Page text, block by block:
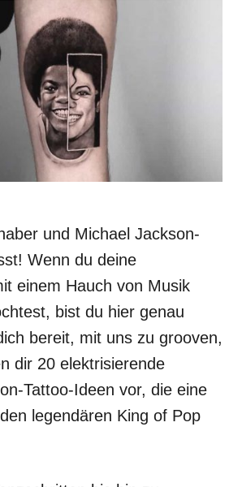
und Michael Jackson-
Wenn du deine
einem Hauch von Musik
bist du hier genau
bereit, mit uns zu grooven,
dir 20 elektrisierende
Tattoo-Ideen vor, die eine
legendären King of Pop